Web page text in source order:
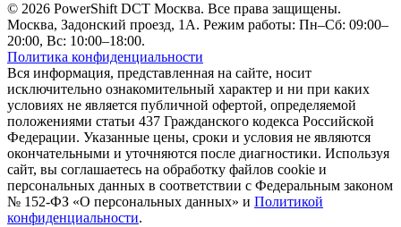
© 2026 PowerShift DCT Москва. Все права защищены.
Москва, Задонский проезд, 1А. Режим работы: Пн–Сб: 09:00–
20:00, Вс: 10:00–18:00.
Политика конфиденциальности
Вся информация, представленная на сайте, носит
исключительно ознакомительный характер и ни при каких
условиях не является публичной офертой, определяемой
положениями статьи 437 Гражданского кодекса Российской
Федерации. Указанные цены, сроки и условия не являются
окончательными и уточняются после диагностики. Используя
сайт, вы соглашаетесь на обработку файлов cookie и
персональных данных в соответствии с Федеральным законом
№ 152-ФЗ «О персональных данных» и Политикой
конфиденциальности.